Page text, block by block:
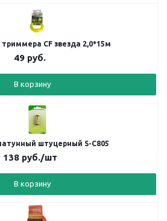
CF звезда 2,0*15м
49 руб.
В корзину
штуцерный S-C805
138руб./шт
В корзину